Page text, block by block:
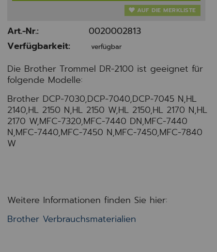
AUF DIE MERKLISTE
Art.-Nr.:
0020002813
Verfügbarkeit:
verfügbar
Die Brother Trommel DR-2100 ist geeignet für
folgende Modelle:
Brother DCP-7030,DCP-7040,DCP-7045 N,HL
2140,HL 2150 N,HL 2150 W,HL 2150,HL 2170 N,HL
2170 W,MFC-7320,MFC-7440 DN,MFC-7440
N,MFC-7440,MFC-7450 N,MFC-7450,MFC-7840
W
Weitere Informationen finden Sie hier:
Brother Verbrauchsmaterialien